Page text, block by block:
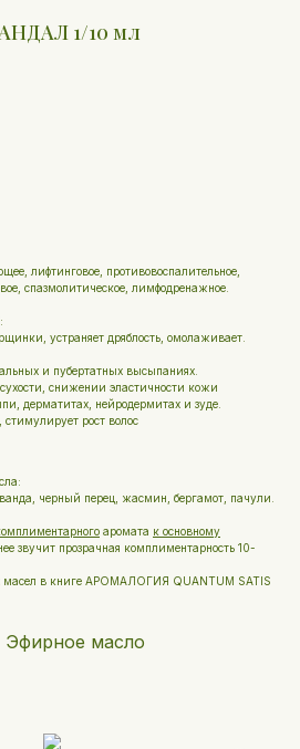
1/10 мл
лифтинговое, противовоспалительное,
спазмолитическое, лимфодренажное.
устраняет дряблость, омолаживает.
и пубертатных высыпаниях.
снижении эластичности кожи
дерматитах, нейродермитах и зуде.
рост волос
черный перец, жасмин, бергамот, пачули.
аромата к основному
звучит прозрачная комплиментарность 10-
масел в книге АРОМАЛОГИЯ QUANTUM SATIS
масло